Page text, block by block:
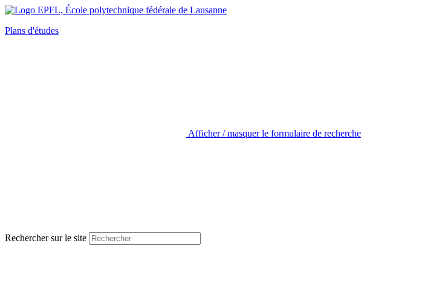
Plans d'études
Afficher / masquer le formulaire de recherche
Rechercher sur le site